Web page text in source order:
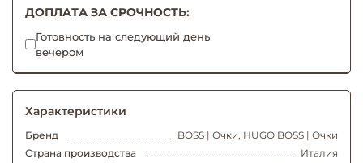
ДОПЛАТА ЗА СРОЧНОСТЬ:
Готовность на следующий день
вечером
Характеристики
Бренд
BOSS | Очки, HUGO BOSS | Очки
Страна производства
Италия